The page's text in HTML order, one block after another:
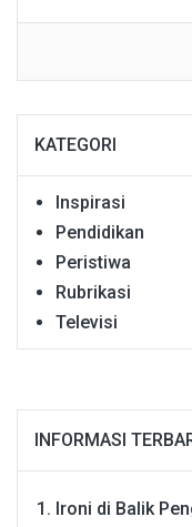
KATEGORI
Inspirasi
Pendidikan
Peristiwa
Rubrikasi
Televisi
INFORMASI
Ironi di Balik